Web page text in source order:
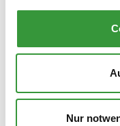
Nur
ZUVERLÄSSIGE
lässigen Partner
sammelten
Part­ner wurde